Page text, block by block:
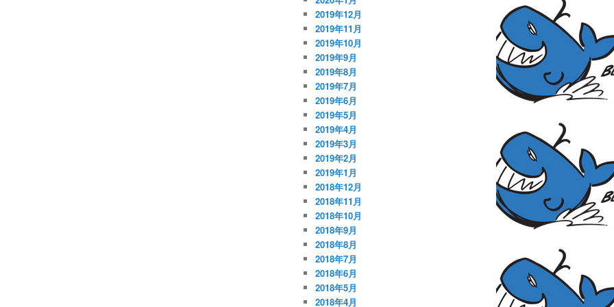
2019年12月
2019年11月
2019年10月
2019年9月
2019年8月
2019年7月
2019年6月
2019年5月
2019年4月
2019年3月
2019年2月
2019年1月
2018年12月
2018年11月
2018年10月
2018年9月
2018年8月
2018年7月
2018年6月
2018年5月
2018年4月